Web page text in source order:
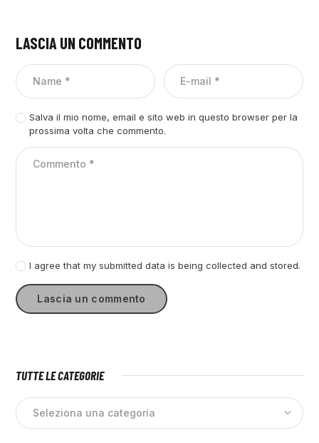
LASCIA UN COMMENTO
Salva il mio nome, email e sito web in questo browser per la
prossima volta che commento.
I agree that my submitted data is being collected and stored.
TUTTE LE CATEGORIE